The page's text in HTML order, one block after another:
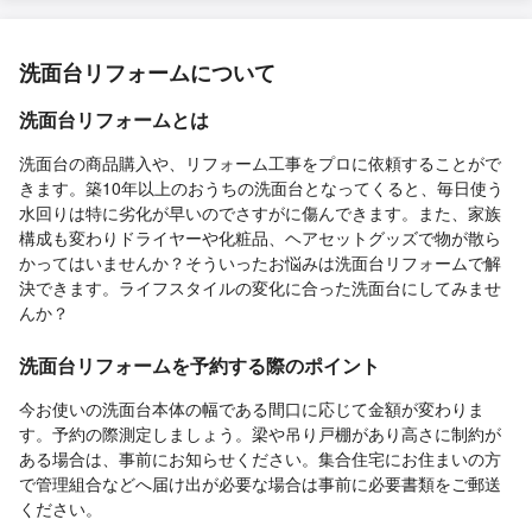
洗面台リフォームについて
洗面台リフォームとは
洗面台の商品購入や、リフォーム工事をプロに依頼することがで
きます。築10年以上のおうちの洗面台となってくると、毎日使う
水回りは特に劣化が早いのでさすがに傷んできます。また、家族
構成も変わりドライヤーや化粧品、ヘアセットグッズで物が散ら
かってはいませんか？そういったお悩みは洗面台リフォームで解
決できます。ライフスタイルの変化に合った洗面台にしてみませ
んか？
洗面台リフォームを予約する際のポイント
今お使いの洗面台本体の幅である間口に応じて金額が変わりま
す。予約の際測定しましょう。梁や吊り戸棚があり高さに制約が
ある場合は、事前にお知らせください。集合住宅にお住まいの方
で管理組合などへ届け出が必要な場合は事前に必要書類をご郵送
ください。